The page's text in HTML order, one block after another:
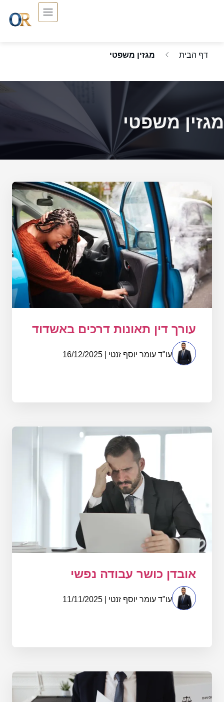
דף הבית מגזין משפטי
מגזין משפטי
עורך דין תאונות דרכים באשדוד
עו"ד עומר יוסף זנטי | 16/12/2025
אובדן כושר עבודה נפשי
עו"ד עומר יוסף זנטי | 11/11/2025